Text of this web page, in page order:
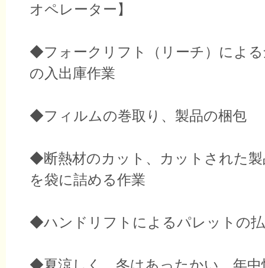
オペレーター】
◆フォークリフト（リーチ）によ
の入出庫作業
◆フィルムの巻取り、製品の梱包
◆断熱材のカット、カットされた
を袋に詰める作業
◆ハンドリフトによるパレットの
◆夏涼しく、冬はあったかい 年中